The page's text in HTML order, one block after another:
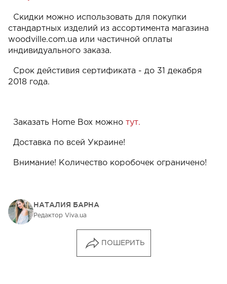
Скидки можно использовать для покупки
стандартных изделий из ассортимента магазина
woodville.com.ua или частичной оплаты
индивидуального заказа.
Срок дейстивия сертификата - до 31 декабря
2018 года.
Заказать Home Box можно тут.
Доставка по всей Украине!
Внимание! Количество коробочек ограничено!
НАТАЛИЯ БАРНА
Редактор Viva.ua
ПОШЕРИТЬ